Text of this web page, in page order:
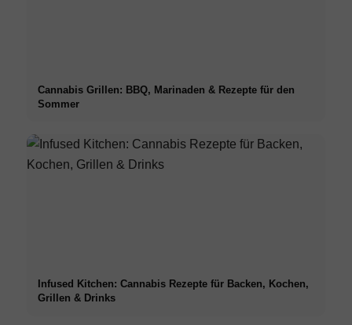
Cannabis Grillen: BBQ, Marinaden & Rezepte für den
Sommer
Infused Kitchen: Cannabis Rezepte für Backen, Kochen,
Grillen & Drinks